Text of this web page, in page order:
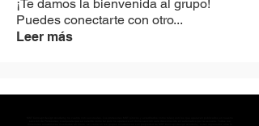
¡Te damos la bienvenida al grupo!
Puedes conectarte con otro...
Leer más